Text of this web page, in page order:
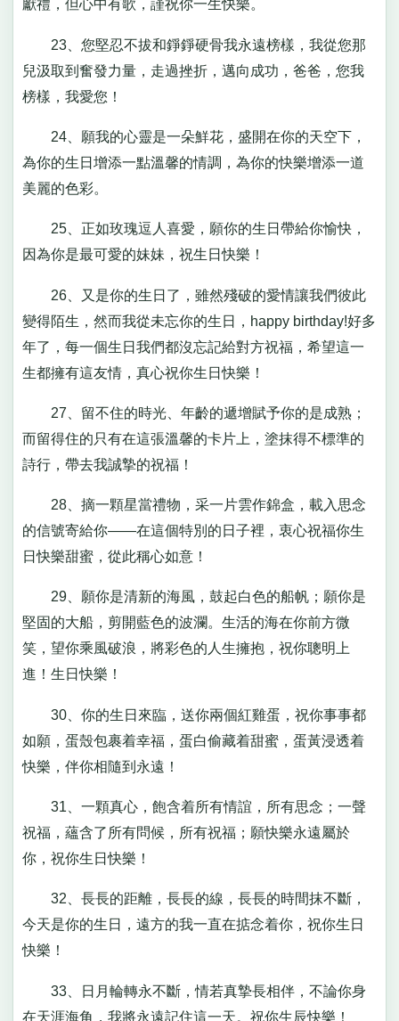
獻禮，但心中有歌，謹祝你一生快樂。
23、您堅忍不拔和錚錚硬骨我永遠榜樣，我從您那
兒汲取到奮發力量，走過挫折，邁向成功，爸爸，您我
榜樣，我愛您！
24、願我的心靈是一朵鮮花，盛開在你的天空下，
為你的生日增添一點溫馨的情調，為你的快樂增添一道
美麗的色彩。
25、正如玫瑰逗人喜愛，願你的生日帶給你愉快，
因為你是最可愛的妹妹，祝生日快樂！
26、又是你的生日了，雖然殘破的愛情讓我們彼此
變得陌生，然而我從未忘你的生日，happy birthday!好多
年了，每一個生日我們都沒忘記給對方祝福，希望這一
生都擁有這友情，真心祝你生日快樂！
27、留不住的時光、年齡的遞增賦予你的是成熟；
而留得住的只有在這張溫馨的卡片上，塗抹得不標準的
詩行，帶去我誠摯的祝福！
28、摘一顆星當禮物，采一片雲作錦盒，載入思念
的信號寄給你——在這個特別的日子裡，衷心祝福你生
日快樂甜蜜，從此稱心如意！
29、願你是清新的海風，鼓起白色的船帆；願你是
堅固的大船，剪開藍色的波瀾。生活的海在你前方微
笑，望你乘風破浪，將彩色的人生擁抱，祝你聰明上
進！生日快樂！
30、你的生日來臨，送你兩個紅雞蛋，祝你事事都
如願，蛋殼包裹着幸福，蛋白偷藏着甜蜜，蛋黃浸透着
快樂，伴你相隨到永遠！
31、一顆真心，飽含着所有情誼，所有思念；一聲
祝福，蘊含了所有問候，所有祝福；願快樂永遠屬於
你，祝你生日快樂！
32、長長的距離，長長的線，長長的時間抹不斷，
今天是你的生日，遠方的我一直在掂念着你，祝你生日
快樂！
33、日月輪轉永不斷，情若真摯長相伴，不論你身
在天涯海角，我將永遠記住這一天。祝你生辰快樂！